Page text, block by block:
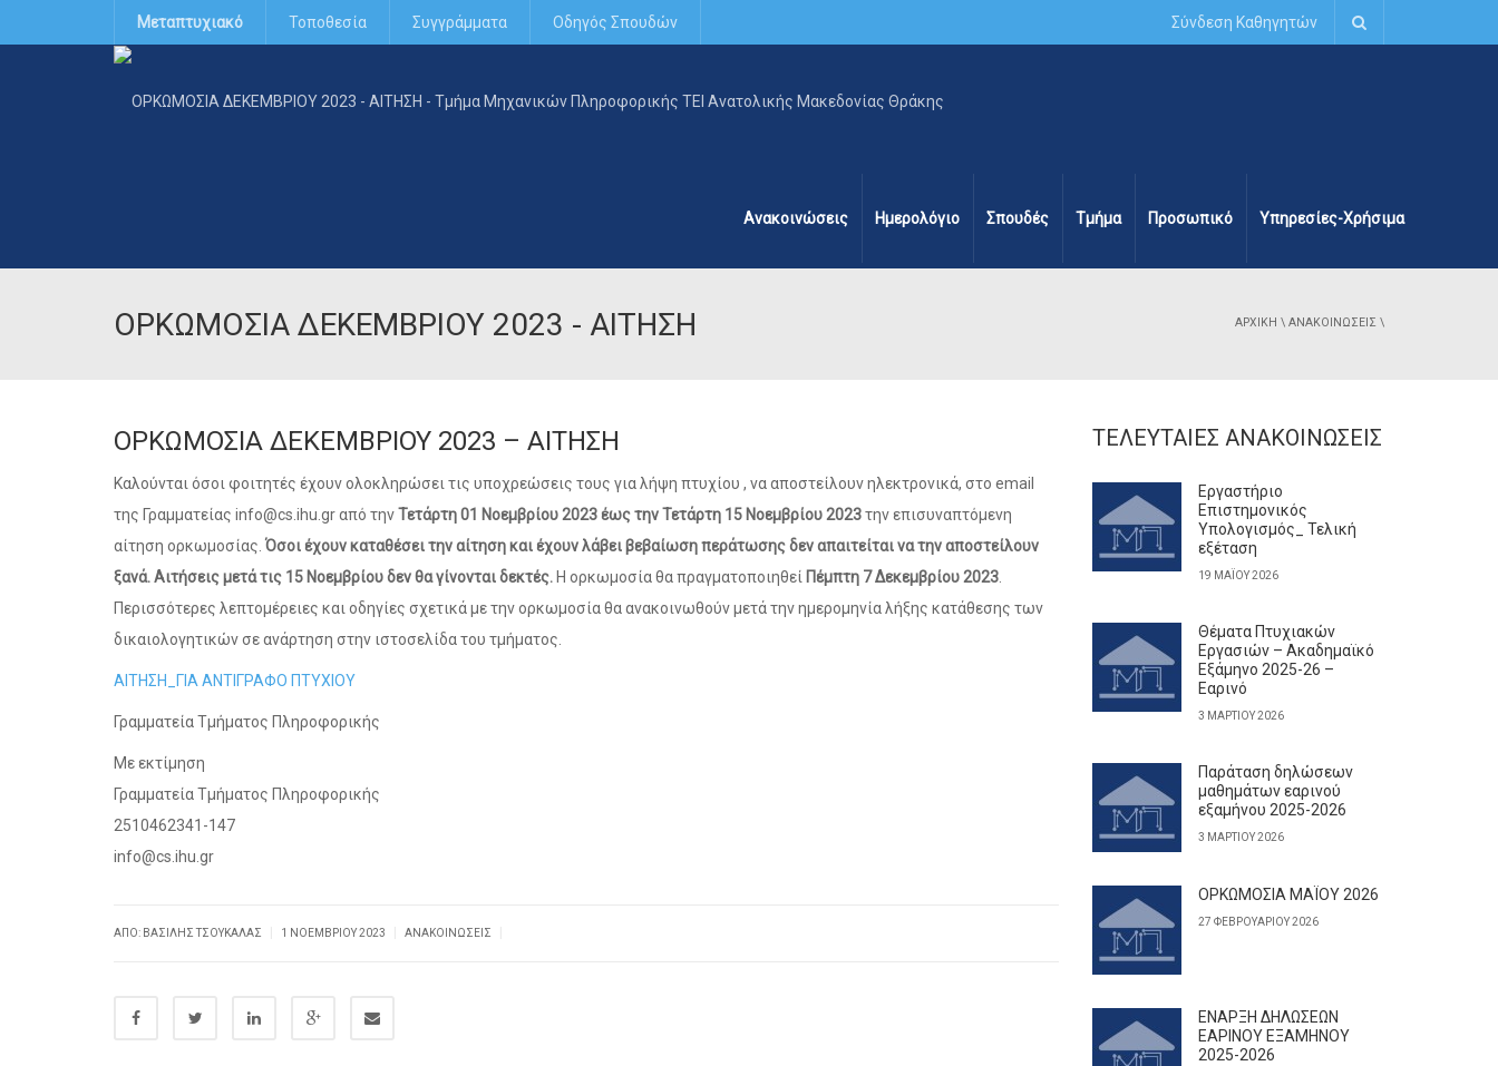
Μεταπτυχιακό Τοποθεσία Συγγράμματα Οδηγός Σπουδών Σύνδεση Καθηγητών
Ανακοινώσεις Ημερολόγιο Σπουδές Τμήμα Προσωπικό Υπηρεσίες-Χρήσιμα
ΟΡΚΩΜΟΣΙΑ ΔΕΚΕΜΒΡΙΟΥ 2023 - ΑΙΤΗΣΗ ΑΡΧΙΚΉ \ ΑΝΑΚΟΙΝΏΣΕΙΣ \
ΟΡΚΩΜΟΣΙΑ ΔΕΚΕΜΒΡΙΟΥ 2023 – ΑΙΤΗΣΗ
Καλούνται όσοι φοιτητές έχουν ολοκληρώσει τις υποχρεώσεις τους για λήψη πτυχίου , να αποστείλουν ηλεκτρονικά, στο email
της Γραμματείας info@cs.ihu.gr από τηνΤετάρτη 01 Νοεμβρίου 2023 έως την Τετάρτη 15 Νοεμβρίου 2023την επισυναπτόμενη
αίτηση ορκωμοσίας.Όσοι έχουν καταθέσει την αίτηση και έχουν λάβει βεβαίωση περάτωσης δεν απαιτείται να την αποστείλουν
ξανά. Αιτήσεις μετά τις 15 Νοεμβρίου δεν θα γίνονται δεκτές. Η ορκωμοσία θα πραγματοποιηθεί Πέμπτη 7 Δεκεμβρίου 2023.
Περισσότερες λεπτομέρειες και οδηγίες σχετικά με την ορκωμοσία θα ανακοινωθούν μετά την ημερομηνία λήξης κατάθεσης των
δικαιολογητικών σε ανάρτηση στην ιστοσελίδα του τμήματος.
ΑΙΤΗΣΗ_ΓΙΑ ΑΝΤΙΓΡΑΦΟ ΠΤΥΧΙΟΥ
Γραμματεία Τμήματος Πληροφορικής
Με εκτίμηση
Γραμματεία Τμήματος Πληροφορικής
2510462341-147
info@cs.ihu.gr
ΑΠΌ: ΒΑΣΊΛΗΣ ΤΣΟΥΚΑΛΆΣ 1 ΝΟΕΜΒΡΊΟΥ 2023 ΑΝΑΚΟΙΝΏΣΕΙΣ
ΤΕΛΕΥΤΑΊΕΣ ΑΝΑΚΟΙΝΏΣΕΙΣ
Εργαστήριο
Επιστημονικός
Υπολογισμός_ Τελική
εξέταση
19 ΜΑΪ́ΟΥ 2026
Θέματα Πτυχιακών
Εργασιών – Ακαδημαϊκό
Εξάμηνο 2025-26 –
Εαρινό
3 ΜΑΡΤΊΟΥ 2026
Παράταση δηλώσεων
μαθημάτων εαρινού
εξαμήνου 2025-2026
3 ΜΑΡΤΊΟΥ 2026
ΟΡΚΩΜΟΣΙΑ ΜΑΪΟΥ 2026
27 ΦΕΒΡΟΥΑΡΊΟΥ 2026
ΕΝΑΡΞΗ ΔΗΛΩΣΕΩΝ
ΕΑΡΙΝΟΥ ΕΞΑΜΗΝΟΥ
2025-2026